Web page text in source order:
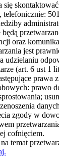
się
oraz
jest
udzielaniu
(art. 6 ust 1
prawa
prawo
zgody w
cofnięciem.
temat